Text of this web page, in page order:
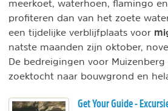
meerkoet, waterhoen, flamingo
profiteren dan van het zoete
een tijdelijke verblijfplaats voor
natste maanden zijn oktober,
De bedreigingen voor
zoektocht naar bouwgrond en
Get Your Guide -